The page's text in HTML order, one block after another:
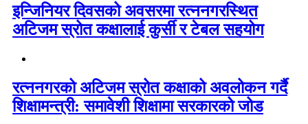
इन्जिनियर दिवसको अवसरमा रत्ननगरस्थित
अटिजम स्रोत कक्षालाई कुर्सी र टेबल सहयोग
रत्ननगरको अटिजम स्रोत कक्षाको अवलोकन गर्दै
शिक्षामन्त्री: समावेशी शिक्षामा सरकारको जोड